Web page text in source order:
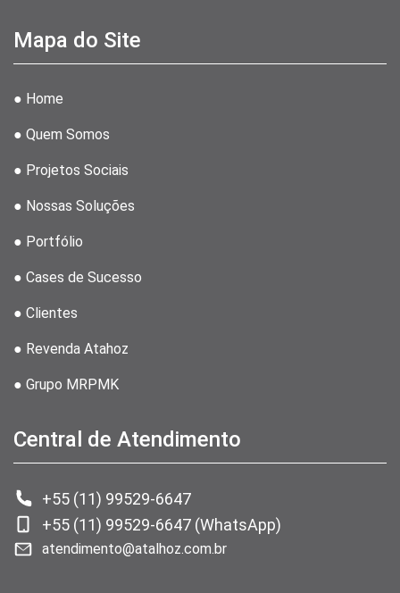
Mapa do Site
● Home
● Quem Somos
● Projetos Sociais
● Nossas Soluções
● Portfólio
● Cases de Sucesso
● Clientes
● Revenda Atahoz
● Grupo MRPMK
Central de Atendimento
+55 (11) 99529-6647
+55 (11) 99529-6647 (WhatsApp)
atendimento@atalhoz.com.br